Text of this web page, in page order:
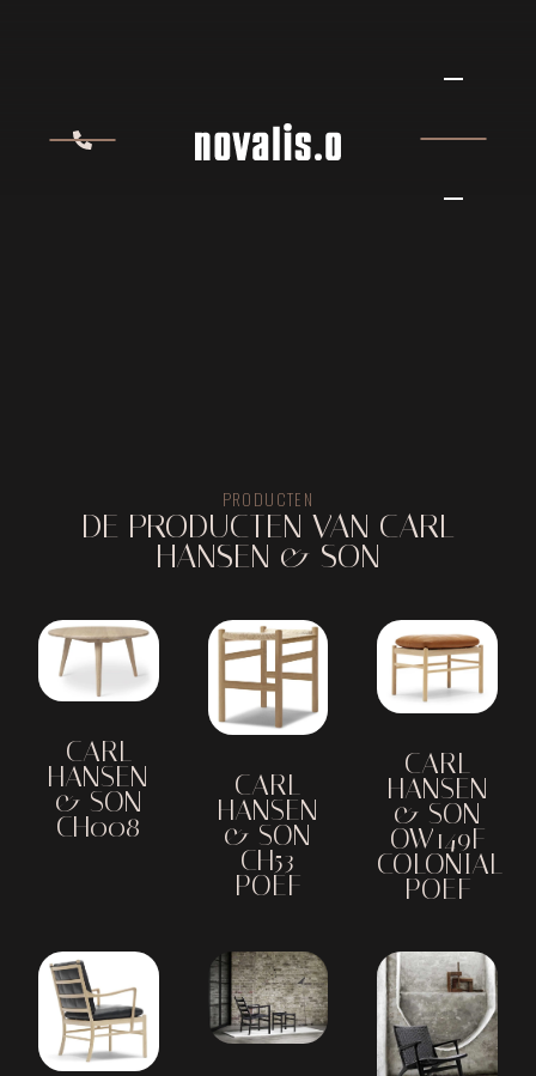
PRODUCTEN
DE PRODUCTEN VAN CARL
HANSEN & SON
CARL
HANSEN
& SON
CH008
CARL
HANSEN
& SON
CH53
POEF
CARL
HANSEN
& SON
OW149F
COLONIAL
POEF